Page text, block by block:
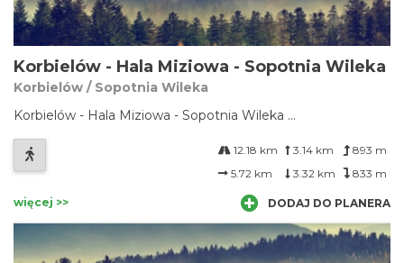
Korbielów - Hala Miziowa - Sopotnia Wileka
Korbielów / Sopotnia Wileka
Korbielów - Hala Miziowa - Sopotnia Wileka ...
12.18 km 3.14 km
893 m
5.72 km
3.32 km 833 m
więcej >> DODAJ DO PLANERA